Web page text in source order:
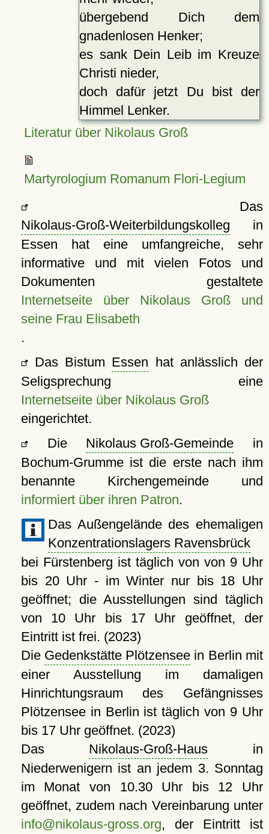
übergebend Dich dem
gnadenlosen Henker;
es sank Dein Leib im Kreuze
Christi nieder,
doch dafür jetzt Du bist der
Himmel Lenker.
Literatur über Nikolaus Groß
Martyrologium Romanum Flori-Legium
Das
Nikolaus-Groß-Weiterbildungskolleg in
Essen hat eine umfangreiche, sehr
informative und mit vielen Fotos und
Dokumenten gestaltete
Internetseite über Nikolaus Groß und
seine Frau Elisabeth
.
Das Bistum Essen hat anlässlich der
Seligsprechung eine
Internetseite über Nikolaus Groß
eingerichtet.
Die Nikolaus Groß-Gemeinde in
Bochum-Grumme ist die erste nach ihm
benannte Kirchengemeinde und
informiert über ihren Patron.
Das Außengelände des ehemaligen
Konzentrationslagers Ravensbrück
bei Fürstenberg ist täglich von von 9 Uhr
bis 20 Uhr - im Winter nur bis 18 Uhr
geöffnet; die Ausstellungen sind täglich
von 10 Uhr bis 17 Uhr geöffnet, der
Eintritt ist frei. (2023)
Die Gedenkstätte Plötzensee in Berlin mit
einer Ausstellung im damaligen
Hinrichtungsraum des Gefängnisses
Plötzensee in Berlin ist täglich von 9 Uhr
bis 17 Uhr geöffnet. (2023)
Das Nikolaus-Groß-Haus in
Niederwenigern ist an jedem 3. Sonntag
im Monat von 10.30 Uhr bis 12 Uhr
geöffnet, zudem nach Vereinbarung unter
info@nikolaus-gross.org, der Eintritt ist